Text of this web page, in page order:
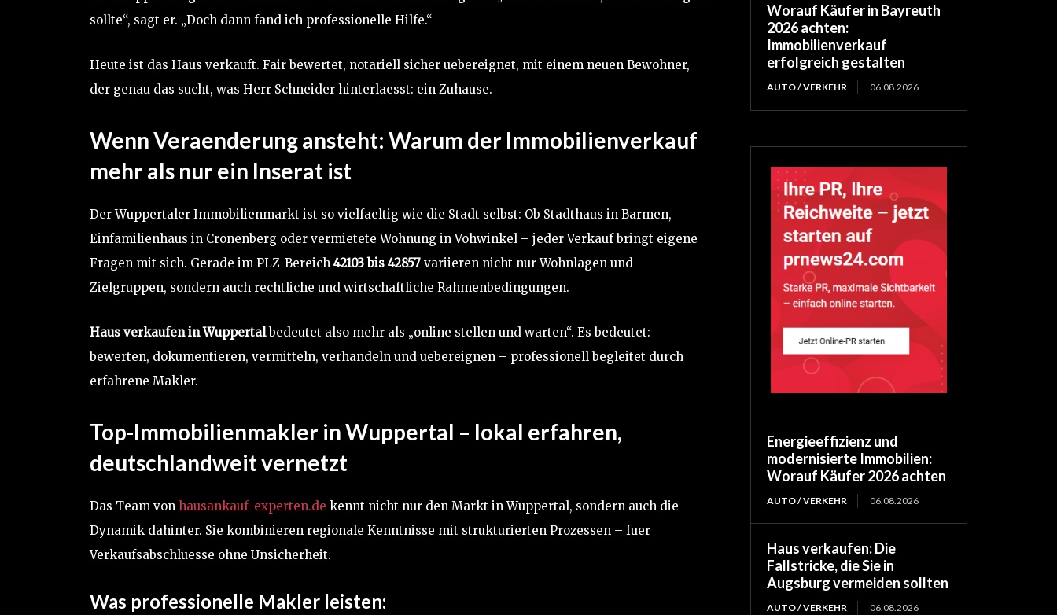
sollte“, sagt er. „Doch dann fand ich professionelle Hilfe.“
Heute ist das Haus verkauft. Fair bewertet, notariell sicher uebereignet, mit einem neuen Bewohner,
der genau das sucht, was Herr Schneider hinterlaesst: ein Zuhause.
Wenn Veraenderung ansteht: Warum der Immobilienverkauf
mehr als nur ein Inserat ist
Der Wuppertaler Immobilienmarkt ist so vielfaeltig wie die Stadt selbst: Ob Stadthaus in Barmen,
Einfamilienhaus in Cronenberg oder vermietete Wohnung in Vohwinkel – jeder Verkauf bringt eigene
Fragen mit sich. Gerade im PLZ-Bereich 42103 bis 42857 variieren nicht nur Wohnlagen und
Zielgruppen, sondern auch rechtliche und wirtschaftliche Rahmenbedingungen.
Haus verkaufen in Wuppertalbedeutet also mehr als „online stellen und warten“. Es bedeutet:
bewerten, dokumentieren, vermitteln, verhandeln und uebereignen – professionell begleitet durch
erfahrene Makler.
Top-Immobilienmakler in Wuppertal – lokal erfahren,
deutschlandweit vernetzt
Das Team von hausankauf-experten.de kennt nicht nur den Markt in Wuppertal, sondern auch die
Dynamik dahinter. Sie kombinieren regionale Kenntnisse mit strukturierten Prozessen – fuer
Verkaufsabschluesse ohne Unsicherheit.
Was professionelle Makler leisten:
Worauf Käufer in Bayreuth
2026 achten:
Immobilienverkauf
erfolgreich gestalten
AUTO / VERKEHR 06.08.2026
Energieeffizienz und
modernisierte Immobilien:
Worauf Käufer 2026 achten
AUTO / VERKEHR 06.08.2026
Haus verkaufen: Die
Fallstricke, die Sie in
Augsburg vermeiden sollten
AUTO / VERKEHR 06.08.2026